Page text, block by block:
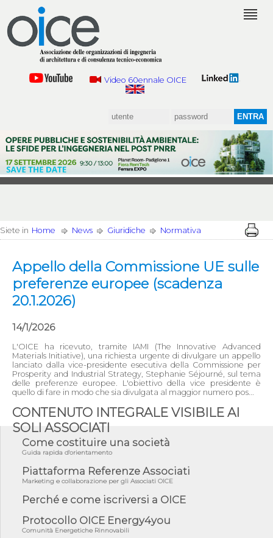
Video 60ennale OICE
Siete in Home News Giuridiche Normativa
Appello della Commissione UE sulle
preferenze europee (scadenza
20.1.2026)
14/1/2026
L'OICE ha ricevuto, tramite IAMI (The Innovative Advanced
Materials Initiative), una richiesta urgente di divulgare un appello
lanciato dalla vice-presidente esecutiva della Commissione per
Prosperity and Industrial Strategy, Stephanie Séjourné, sul tema
delle preferenze europee. L'obiettivo della vice presidente è
quello di fare in modo che sia divulgata al maggior numero pos...
CONTENUTO INTEGRALE VISIBILE AI
SOLI ASSOCIATI
Come costituire una società
Guida rapida d'orientamento
Piattaforma Referenze Associati
Marketing e collaborazione per gli Associati OICE
Perché e come iscriversi a OICE
Protocollo OICE Energy4you
Comunità Energetiche Rinnovabili